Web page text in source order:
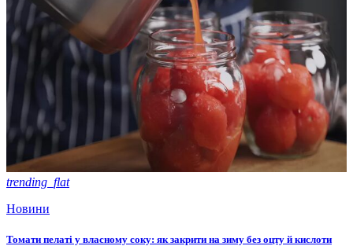
trending_flat
Новини
Томати пелаті у власному соку: як закрити на зиму без оцту й кислоти